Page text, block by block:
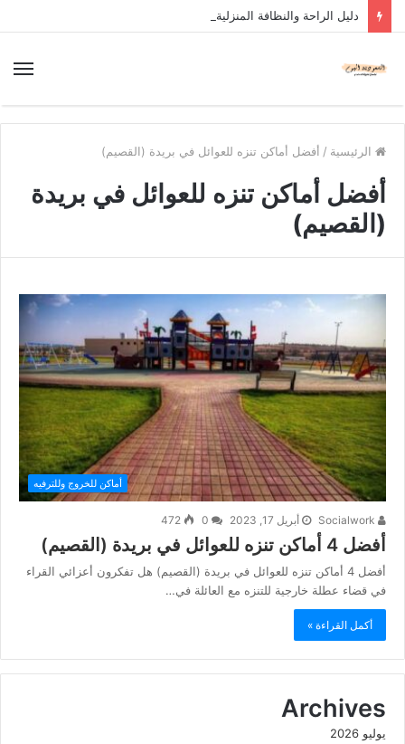
دليل الراحة والنظافة المنزلية
الرئيسية / أفضل أماكن تنزه للعوائل في بريدة (القصيم)
أفضل أماكن تنزه للعوائل في بريدة
(القصيم)
أماكن للخروج وللترفيه
أبريل 17, 2023 472
أفضل 4 أماكن تنزه للعوائل في بريدة (القصيم)
أفضل 4 أماكن تنزه للعوائل في بريدة (القصيم) هل تفكرون أعزائي القراء
في قضاء عطلة خارجية للتنزه مع العائلة في…
أكمل القراءة »
Archives
يوليو 2026